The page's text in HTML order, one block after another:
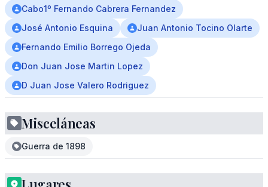
Cabo1º Fernando Cabrera Fernandez
José Antonio Esquina
Juan Antonio Tocino Olarte
Fernando Emilio Borrego Ojeda
Don Juan Jose Martin Lopez
D Juan Jose Valero Rodriguez
Misceláneas
Guerra de 1898